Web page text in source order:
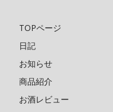
TOPページ
日記
お知らせ
商品紹介
お酒レビュー